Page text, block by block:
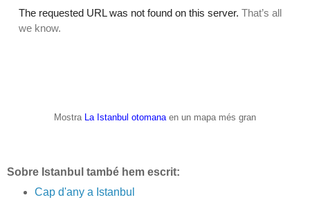
Mostra La Istanbul otomana en un mapa més gran
Sobre Istanbul també hem escrit:
Cap d'any a Istanbul